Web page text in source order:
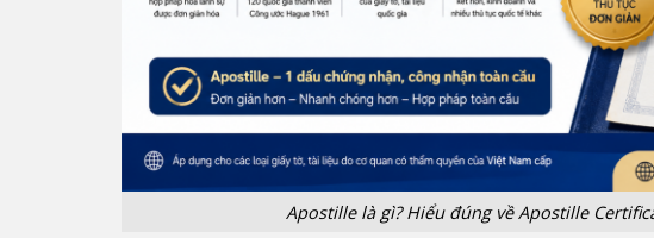
Apostille là gì? Hiểu đúng về Apostille